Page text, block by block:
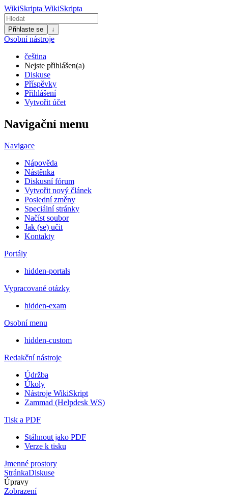
WikiSkripta WikiSkripta
Přihlaste se ↓
Osobní nástroje
čeština
Nejste přihlášen(a)
Diskuse
Příspěvky
Přihlášení
Vytvořit účet
Navigační menu
Navigace
Nápověda
Nástěnka
Diskusní fórum
Vytvořit nový článek
Poslední změny
Speciální stránky
Načíst soubor
Jak (se) učit
Kontakty
Portály
hidden-portals
Vypracované otázky
hidden-exam
Osobní menu
hidden-custom
Redakční nástroje
Údržba
Úkoly
Nástroje WikiSkript
Zammad (Helpdesk WS)
Tisk a PDF
Stáhnout jako PDF
Verze k tisku
Jmenné prostory
StránkaDiskuse
Úpravy
Zobrazení